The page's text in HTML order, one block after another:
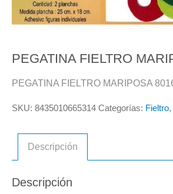
PEGATINA FIELTRO
PEGATINA FIELTRO MARIPOSA
SKU: 8435010665314 Categorías: Fieltro,
Descripción
Descripción